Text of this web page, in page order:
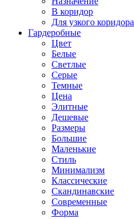
В коридор
Для узкого коридора
Гардеробные
Цвет
Белые
Светлые
Серые
Темные
Цена
Элитные
Дешевые
Размеры
Большие
Маленькие
Стиль
Минимализм
Классические
Скандинавские
Современные
Форма